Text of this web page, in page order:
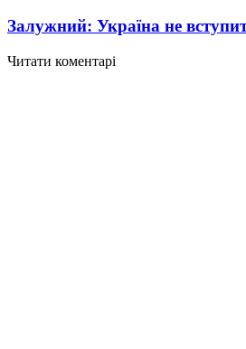
Залужний: Україна не
Читати коментарі